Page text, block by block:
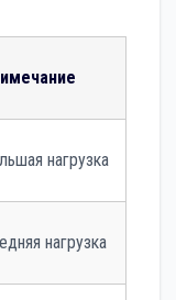
нагрузка
нагрузка